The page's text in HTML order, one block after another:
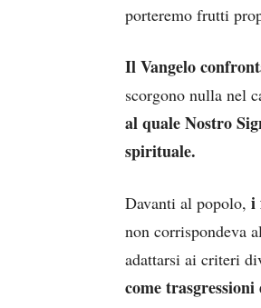
porteremo frutti
Il Vangelo
scorgono nulla nel
al quale Nostro
spirituale.
Davanti al popolo, i
non corrispondeva
adattarsi ai criteri
come